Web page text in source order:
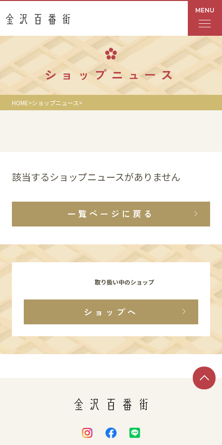
MENU
フロアガイド
あんと
Rinto
ショップニュース
イベント
館内サービス
施設からのお知らせ
スタッフ募集
ショップニュース
HOME ショップニュース
該当するショップニュースがありません
一覧ページに戻る
取り扱い中のショップ
ショップへ